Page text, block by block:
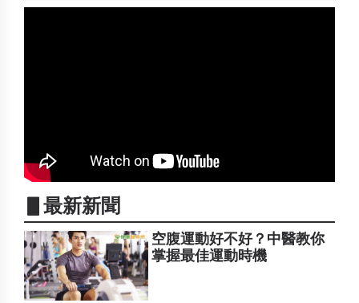
▋最新新聞
空腹運動好不好？中醫教你
掌握最佳運動時機